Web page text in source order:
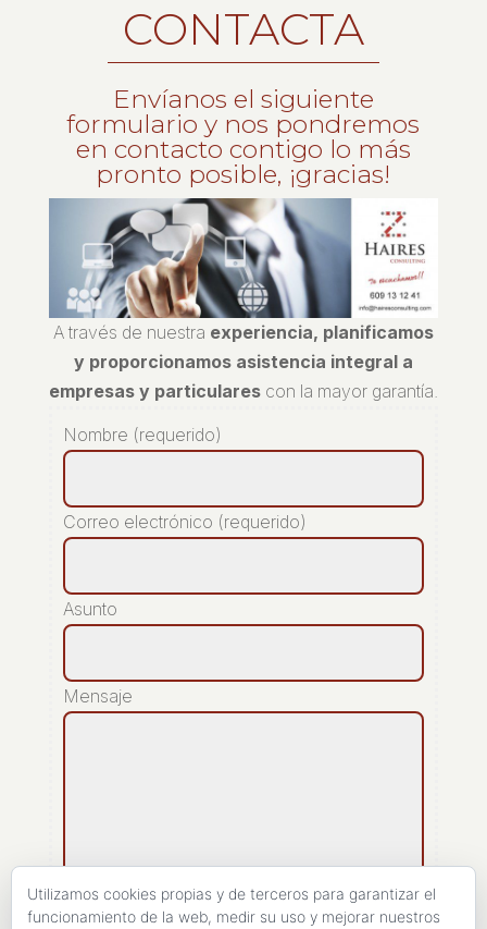
CONTACTA
Envíanos el siguiente
formulario y nos pondremos
en contacto contigo lo más
pronto posible, ¡gracias!
A través de nuestra experiencia, planificamos
y proporcionamos asistencia integral a
empresas y particularescon la mayor garantía.
Nombre (requerido)
Correo electrónico (requerido)
Asunto
Mensaje
Utilizamos cookies propias y de terceros para garantizar el
funcionamiento de la web, medir su uso y mejorar nuestros